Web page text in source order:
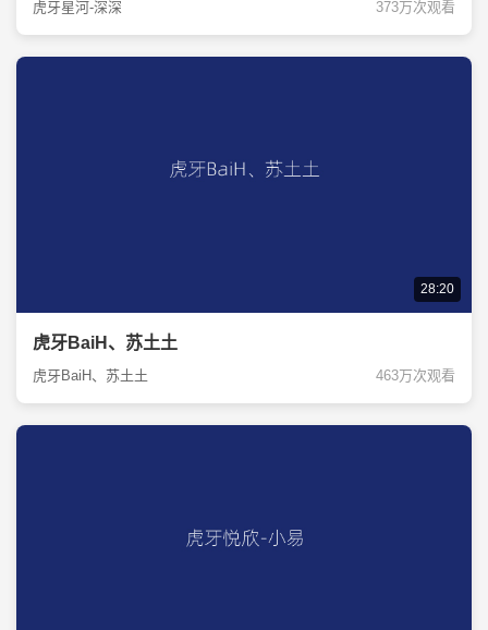
虎牙星河-深深 373万次观看
28:20
虎牙BaiH、苏土土
虎牙BaiH、苏土土 463万次观看